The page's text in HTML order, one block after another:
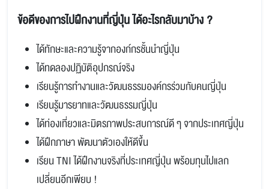
ข้อดีของการไปฝึกงานที่ญี่ปุ่น ได้อะไรกลับมาบ้าง ?
ได้ทักษะและความรู้จากองก์กรชั้นนำญี่ปุ่น
ได้ทดลองปฏิบัติอุปกรณ์จริง
เรียนรู้การทำงานและวัฒนธรรมองค์กรร่วมกับคนญี่ปุ่น
เรียนรู้มารยาทและวัฒนธรรมญี่ปุ่น
ได้ท่องเที่ยวและมิตรภาพประสบการณ์ดี ๆ จากประเทศญี่ปุ่น
ได้ฝึกภาษา พัฒนาตัวเองให้ดีขึ้น
เรียน TNI ได้ฝึกงานจริงที่ประเทศญี่ปุ่น พร้อมทุนไปแลก
เปลี่ยนอีกเพียบ !